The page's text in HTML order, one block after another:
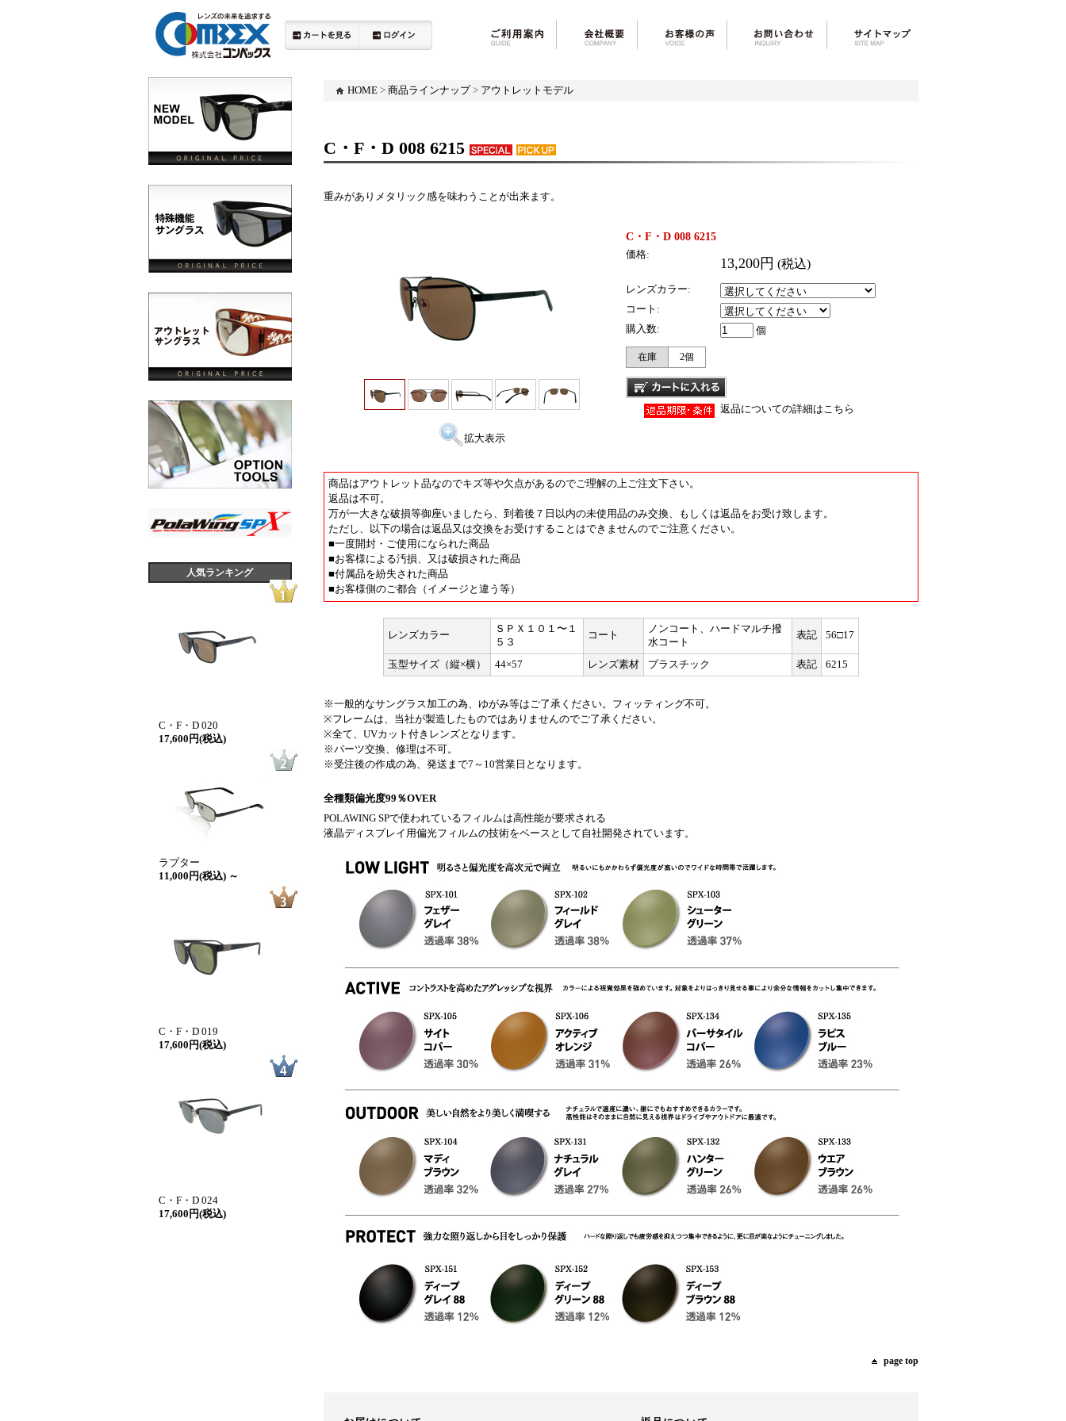
人気ランキング
C・F・D 020
17,600円(税込)
ラプター
11,000円(税込) ～
C・F・D 019
17,600円(税込)
C・F・D 024
17,600円(税込)
HOME> 商品ラインナップ> アウトレットモデル
C・F・D 008 6215
重みがありメタリック感を味わうことが出来ます。
拡大表示
C・F・D 008 6215
価格:
13,200円 (税込)
レンズカラー:
コート:
購入数:
個
在庫 2個
返品についての詳細はこちら
商品はアウトレット品なのでキズ等や欠点があるのでご理解の上ご注文下さい。
返品は不可。
万が一大きな破損等御座いましたら、到着後７日以内の未使用品のみ交換、もしくは返品をお受け致します。
ただし、以下の場合は返品又は交換をお受けすることはできませんのでご注意ください。
■一度開封・ご使用になられた商品
■お客様による汚損、又は破損された商品
■付属品を紛失された商品
■お客様側のご都合（イメージと違う等）
レンズカラー
ＳＰＸ１０１〜１
５３
コート
ノンコート、ハードマルチ撥
水コート
表記 56□17
玉型サイズ（縦×横） 44×57 レンズ素材 プラスチック 表記 6215
※一般的なサングラス加工の為、ゆがみ等はご了承ください。フィッティング不可。
※フレームは、当社が製造したものではありませんのでご了承ください。
※全て、UVカット付きレンズとなります。
※パーツ交換、修理は不可。
※受注後の作成の為、発送まで7～10営業日となります。
全種類偏光度99％OVER
POLAWING SPで使われているフィルムは高性能が要求される
液晶ディスプレイ用偏光フィルムの技術をベースとして自社開発されています。
page top